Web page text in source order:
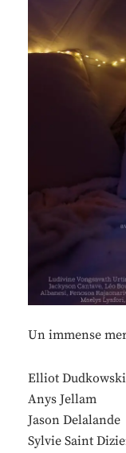
Un immense
Elliot Dudkowski
Anys Jellam
Jason Delalande
Sylvie Saint